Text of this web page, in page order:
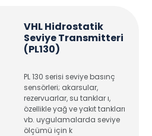
VHL Hidrostatik
Seviye Transmitteri
(PL130)
PL 130 serisi seviye basınç
sensörleri; akarsular,
rezervuarlar, su tanklar ı,
özellikle yağ ve yakıt tankları
vb. uygulamalarda seviye
ölçümü için k